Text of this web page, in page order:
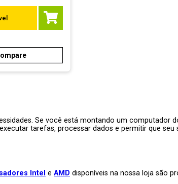
Se você está montando um computador
tarefas, processar dados e permitir que seu
Intel e AMD disponíveis na nossa loja são